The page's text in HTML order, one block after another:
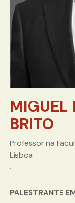
MIGUEL
BRITO
Professor na
Lisboa
.
PALESTRANTE